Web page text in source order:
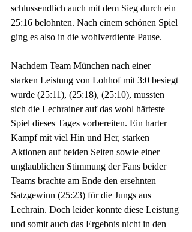
schlussendlich auch mit dem Sieg durch ein
25:16 belohnten. Nach einem schönen Spiel
ging es also in die wohlverdiente Pause.
Nachdem Team München nach einer
starken Leistung von Lohhof mit 3:0 besiegt
wurde (25:11), (25:18), (25:10), mussten
sich die Lechrainer auf das wohl härteste
Spiel dieses Tages vorbereiten. Ein harter
Kampf mit viel Hin und Her, starken
Aktionen auf beiden Seiten sowie einer
unglaublichen Stimmung der Fans beider
Teams brachte am Ende den ersehnten
Satzgewinn (25:23) für die Jungs aus
Lechrain. Doch leider konnte diese Leistung
und somit auch das Ergebnis nicht in den